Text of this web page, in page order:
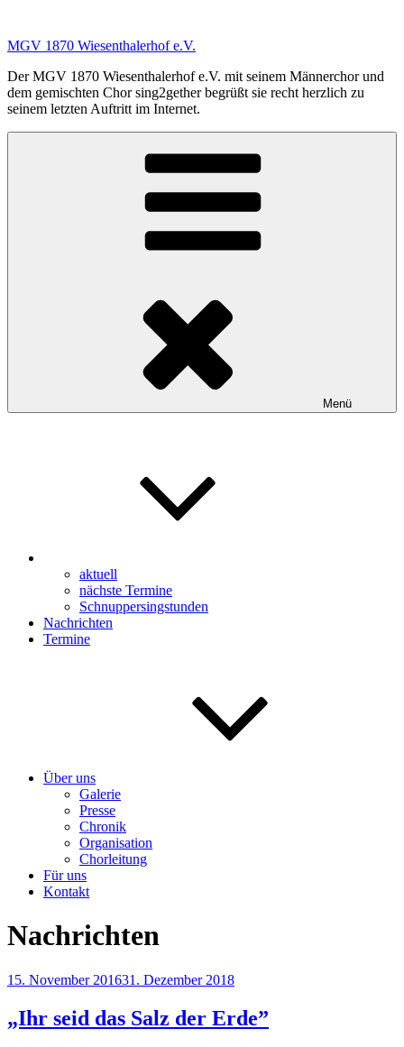
springen
MGV 1870 Wiesenthalerhof e.V.
Der MGV 1870 Wiesenthalerhof e.V. mit seinem Männerchor und
dem gemischten Chor sing2gether begrüßt sie recht herzlich zu
seinem letzten Auftritt im Internet.
Menü
aktuell
nächste Termine
Schnuppersingstunden
Nachrichten
Termine
Über uns
Galerie
Presse
Chronik
Organisation
Chorleitung
Für uns
Kontakt
Nachrichten
Veröffentlicht
15. November 201631. Dezember 2018
„Ihr seid das Salz der Erde”